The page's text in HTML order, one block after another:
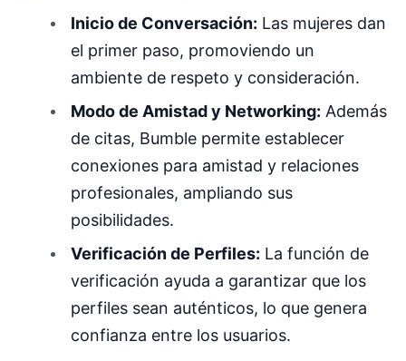
Inicio de Conversación: Las mujeres dan
el primer paso, promoviendo un
ambiente de respeto y consideración.
Modo de Amistad y Networking: Además
de citas, Bumble permite establecer
conexiones para amistad y relaciones
profesionales, ampliando sus
posibilidades.
Verificación de Perfiles: La función de
verificación ayuda a garantizar que los
perfiles sean auténticos, lo que genera
confianza entre los usuarios.